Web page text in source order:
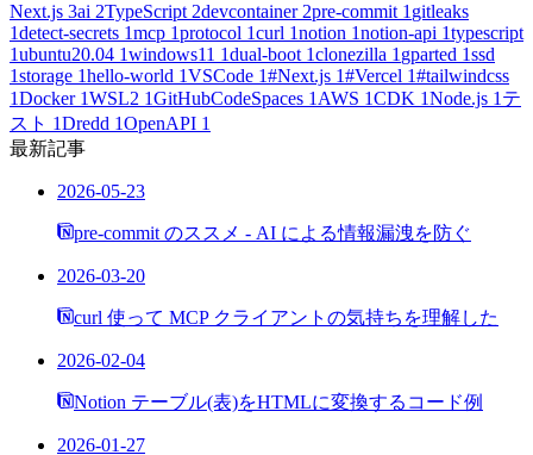
Next.js 3ai 2TypeScript 2devcontainer 2pre-commit 1 gitleaks
1detect-secrets 1mcp 1protocol 1curl 1notion 1notion-api 1typescript
1ubuntu20.04 1windows11 1dual-boot 1clonezilla 1 gparted 1ssd
1storage 1hello-world 1VSCode 1#Next.js 1#Vercel 1#tailwindcss
1Docker 1WSL2 1GitHubCodeSpaces 1 AWS 1CDK 1Node.js 1 テ
スト 1Dredd 1OpenAPI 1
最新記事
2026-05-23
pre-commit のススメ - AI による情報漏洩を防ぐ
2026-03-20
curl 使って MCP クライアントの気持ちを理解した
2026-02-04
Notion テーブル(表)をHTMLに変換するコード例
2026-01-27